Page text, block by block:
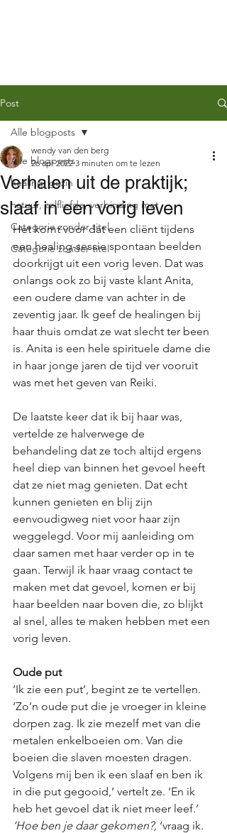
Post
Alle blogposts
healing, gezin
natuur, zelfliefde, verbinding met
Categorie zonder titel
Categorie zonder titel
Alle blogposts
Verhalen uit de praktijk;
slaaf in een vorig leven
wendy van den berg
26 apr 2022 3 minuten om te lezen
Het komt voor dat een cliënt tijdens
een healing-sessie spontaan beelden
doorkrijgt uit een vorig leven. Dat was
onlangs ook zo bij vaste klant Anita,
een oudere dame van achter in de
zeventig jaar. Ik geef de healingen bij
haar thuis omdat ze wat slecht ter been
is. Anita is een hele spirituele dame die
in haar jonge jaren de tijd ver vooruit
was met het geven van Reiki.
De laatste keer dat ik bij haar was,
vertelde ze halverwege de
behandeling dat ze toch altijd ergens
heel diep van binnen het gevoel heeft
dat ze niet mag genieten. Dat echt
kunnen genieten en blij zijn
eenvoudigweg niet voor haar zijn
weggelegd. Voor mij aanleiding om
daar samen met haar verder op in te
gaan. Terwijl ik haar vraag contact te
maken met dat gevoel, komen er bij
haar beelden naar boven die, zo blijkt
al snel, alles te maken hebben met een
vorig leven.
Oude put
‘Ik zie een put’, begint ze te vertellen.
‘Zo’n oude put die je vroeger in kleine
dorpen zag. Ik zie mezelf met van die
metalen enkelboeien om. Van die
boeien die slaven moesten dragen.
Volgens mij ben ik een slaaf en ben ik
in die put gegooid,’ vertelt ze. ‘En ik
heb het gevoel dat ik niet meer leef.’
‘Hoe ben je daar gekomen?, ‘vraag ik.